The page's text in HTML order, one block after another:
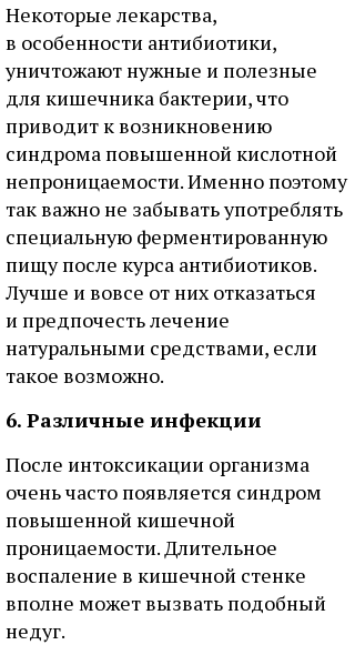
Некоторые лекарства,
в особенности антибиотики,
уничтожают нужные и полезные
для кишечника бактерии, что
приводит к возникновению
синдрома повышенной кислотной
непроницаемости. Именно поэтому
так важно не забывать употреблять
специальную ферментированную
пищу после курса антибиотиков.
Лучше и вовсе от них отказаться
и предпочесть лечение
натуральными средствами, если
такое возможно.
6. Различные инфекции
После интоксикации организма
очень часто появляется синдром
повышенной кишечной
проницаемости. Длительное
воспаление в кишечной стенке
вполне может вызвать подобный
недуг.